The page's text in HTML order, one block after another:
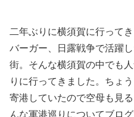
二年ぶりに横須賀に行って
バーガー、日露戦争で活躍
街。そんな横須賀の中でも
りに行ってきました。ちょ
寄港していたので空母も見
んな軍港巡りについてブロ